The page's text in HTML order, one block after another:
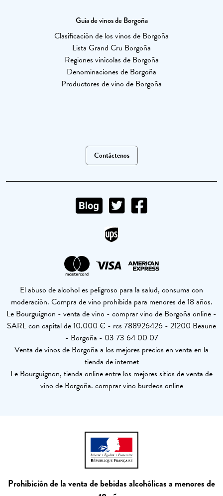
Guía de vinos de Borgoña
Clasificación de los vinos de Borgoña
Lista Grand Cru Borgoña
Regiones vinícolas de Borgoña
Denominaciones de Borgoña
Productores de vino de Borgoña
Contáctenos
El abuso de alcohol es peligroso para la salud, consuma con
moderación. Compra de vino prohibida para menores de 18 años.
Le Bourguignon - venta de vino - comprar vino de Borgoña online -
SARL con capital de 10.000 € - rcs 788926426 - 21200 Beaune
- Borgoña - 03 73 64 00 07
Venta de vinos de Borgoña a los mejores precios en venta en la
tienda de internet
Le Bourguignon, tienda online entre los mejores sitios de venta de
vino de Borgoña. comprar vino burdeos online
Prohibición de la venta de bebidas alcohólicas a menores de